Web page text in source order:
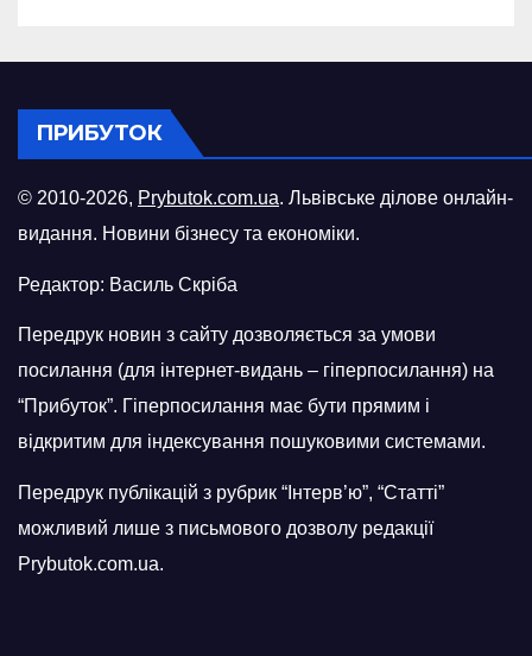
ПРИБУТОК
© 2010-2026, Prybutok.com.ua. Львівське ділове онлайн-
видання. Новини бізнесу та економіки.
Редактор: Василь Скріба
Передрук новин з сайту дозволяється за умови
посилання (для інтернет-видань – гіперпосилання) на
“Прибуток”. Гіперпосилання має бути прямим і
відкритим для індексування пошуковими системами.
Передрук публікацій з рубрик “Інтерв’ю”, “Статті”
можливий лише з письмового дозволу редакції
Prybutok.com.ua.